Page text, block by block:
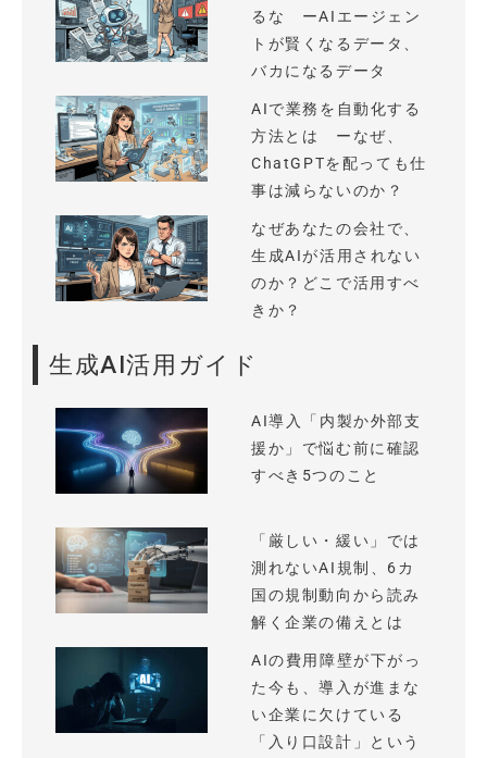
るな ーAIエージェン
トが賢くなるデータ、
バカになるデータ
AIで業務を自動化する
方法とは ーなぜ、
ChatGPTを配っても仕
事は減らないのか？
なぜあなたの会社で、
生成AIが活用されない
のか？どこで活用すべ
きか？
生成AI活用ガイド
AI導入「内製か外部支
援か」で悩む前に確認
すべき5つのこと
「厳しい・緩い」では
測れないAI規制、6カ
国の規制動向から読み
解く企業の備えとは
AIの費用障壁が下がっ
た今も、導入が進まな
い企業に欠けている
「入り口設計」という